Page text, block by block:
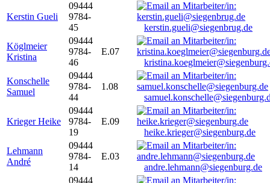
Kerstin Gueli
09444
9784-
45
kerstin.gueli@siegenbrug.de
Köglmeier
Kristina
09444
9784-
46
E.07
Konschelle
Samuel
09444
9784-
44
1.08
Krieger Heike
09444
9784-
19
E.09
heike.krieger@siegenburg.de
Lehmann
André
09444
9784-
14
E.03
andre.lehmann@siegenburg.de
09444